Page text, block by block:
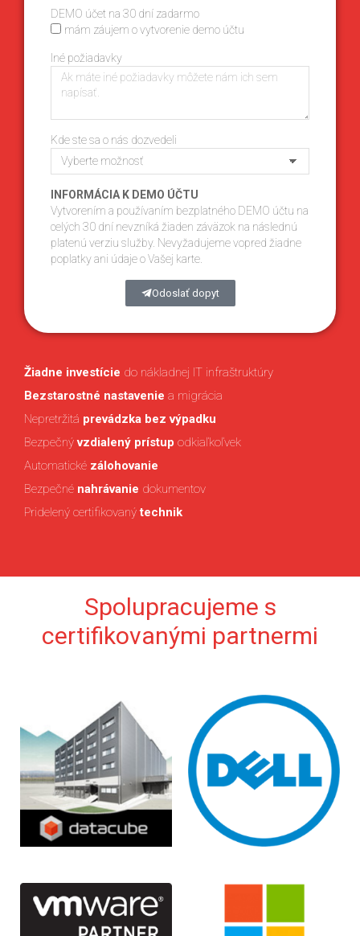
DEMO účet na 30 dní zadarmo
mám záujem o vytvorenie demo účtu
Iné požiadavky
Kde ste sa o nás dozvedeli
INFORMÁCIA K DEMO ÚČTU
Vytvorením a používaním bezplatného DEMO účtu na
celých 30 dní nevzníká žiaden záväzok na následnú
platenú verziu služby. Nevyžadujeme vopred žiadne
poplatky ani údaje o Vašej karte.
Odoslať dopyt
Žiadne investície do nákladnej IT infraštruktúry
Bezstarostné nastavenie a migrácia
Nepretržitá prevádzka bez výpadku
Bezpečnývzdialený prístup odkiaľkoľvek
Automatické zálohovanie
Bezpečné nahrávanie dokumentov
Pridelený certifikovanýtechnik
Spolupracujeme s
certifikovanými partnermi